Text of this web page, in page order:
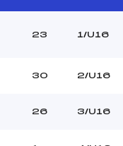
23 1/U16
30 2/U16
26 3/U16